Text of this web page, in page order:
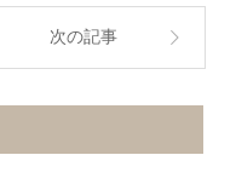
次の記事